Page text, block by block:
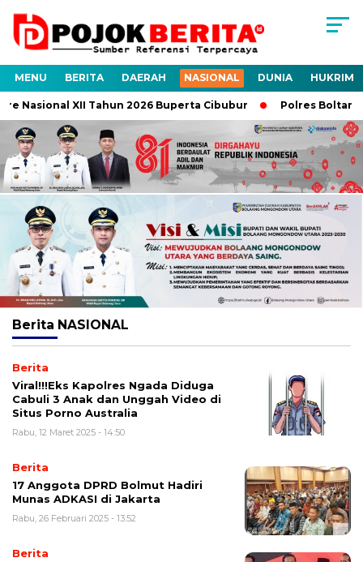
MENU BERITA DAERAH NASIONAL DUNIA HUKRIM
Nasional XII Tahun 2026 Buperta Cibubur Polres Boltara
Berita NASIONAL
Berita
Viral!!!Eks Kapolres Ngada Diduga
Cabuli 3 Anak dan Unggah Video di
Situs Porno Australia
Rabu, 12 Maret 2025 - 14:50
Berita
17 Anggota DPRD Bolmut Hadiri
Munas ADKASI di Jakarta
Rabu, 26 Februari 2025 - 13:52
Berita